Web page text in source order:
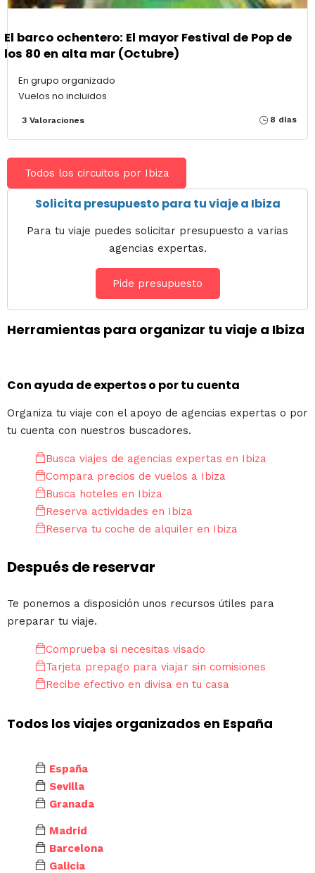
El barco ochentero: El mayor Festival de Pop de
los 80 en alta mar (Octubre)
En grupo organizado
Vuelos no incluidos
3 Valoraciones 8 días
Todos los circuitos por Ibiza
Solicita presupuesto para tu viaje a Ibiza
Para tu viaje puedes solicitar presupuesto a varias
agencias expertas.
Pide presupuesto
Herramientas para organizar tu viaje a Ibiza
Con ayuda de expertos o por tu cuenta
Organiza tu viaje con el apoyo de agencias expertas o por
tu cuenta con nuestros buscadores.
Busca viajes de agencias expertas en Ibiza
Compara precios de vuelos a Ibiza
Busca hoteles en Ibiza
Reserva actividades en Ibiza
Reserva tu coche de alquiler en Ibiza
Después de reservar
Te ponemos a disposición unos recursos útiles para
preparar tu viaje.
Comprueba si necesitas visado
Tarjeta prepago para viajar sin comisiones
Recibe efectivo en divisa en tu casa
Todos los viajes organizados en España
España
Sevilla
Granada
Madrid
Barcelona
Galicia